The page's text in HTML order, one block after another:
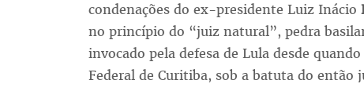
condenações do ex-presidente Luiz Inácio
no princípio do “juiz natural”, pedra
invocado pela defesa de Lula desde
Federal de Curitiba, sob a batuta do então